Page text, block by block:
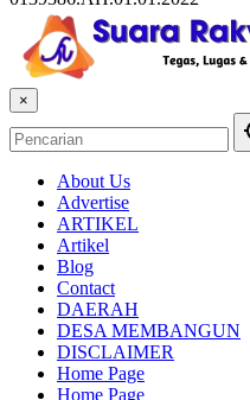
×
About Us
Advertise
ARTIKEL
Artikel
Blog
Contact
DAERAH
DESA MEMBANGUN
DISCLAIMER
Home Page
Home Page